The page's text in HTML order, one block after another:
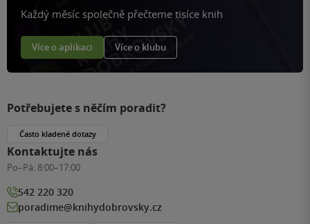
Každý měsíc společně přečteme tisíce knih
Více o aplikaci Více o klubu
Potřebujete s něčím poradit?
Často kladené dotazy
Kontaktujte nás
Po–Pá: 8:00–17:00
542 220 320
poradime@knihydobrovsky.cz